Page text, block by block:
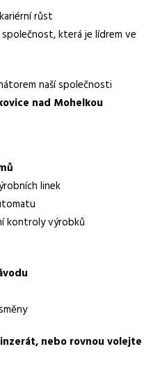
ubytování, příspěvek na
zručnost, ochota
růst
která je lídrem ve
naší společnosti
nad Mohelkou
linek
kontroly výrobků
nebo rovnou volejte